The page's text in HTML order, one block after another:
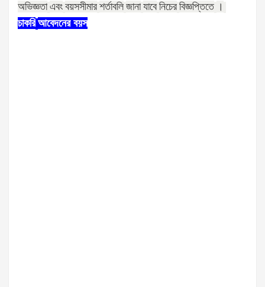
অভিজ্ঞতা এবং বয়সসীমার শর্তাবলি জানা যাবে নিচের বিজ্ঞপ্তিতে ।
চাকরি আবেদনের বয়স